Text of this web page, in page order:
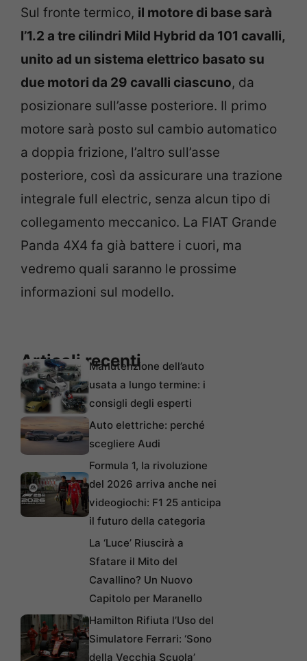
Sul fronte termico, il motore di base sarà
l’1.2 a tre cilindri Mild Hybrid da 101 cavalli,
unito ad un sistema elettrico basato su
due motori da 29 cavalli ciascuno, da
posizionare sull’asse posteriore. Il primo
motore sarà posto sul cambio automatico
a doppia frizione, l’altro sull’asse
posteriore, così da assicurare una trazione
integrale full electric, senza alcun tipo di
collegamento meccanico. La FIAT Grande
Panda 4X4 fa già battere i cuori, ma
vedremo quali saranno le prossime
informazioni sul modello.
Articoli recentiManutenzione dell’auto
usata a lungo termine: i
consigli degli esperti
Auto elettriche: perché
scegliere Audi
Formula 1, la rivoluzione
del 2026 arriva anche nei
videogiochi: F1 25 anticipa
il futuro della categoria
La ‘Luce’ Riuscirà a
Sfatare il Mito del
Cavallino? Un Nuovo
Capitolo per Maranello
Hamilton Rifiuta l’Uso del
Simulatore Ferrari: ‘Sono
della Vecchia Scuola’